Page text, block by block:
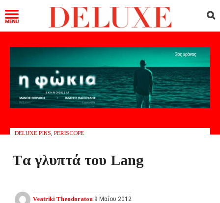
DELUXE PINS PERISCOPE
Tα γλυπτά του Lang
Veatriki Theodoratou 9 Μαΐου 2012